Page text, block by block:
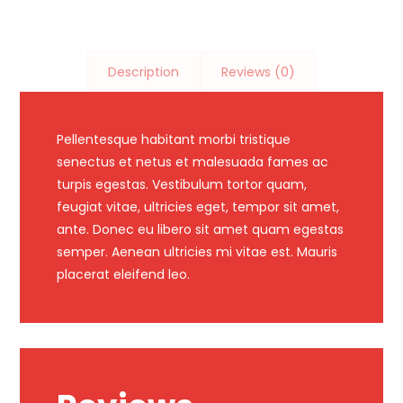
Description Reviews (0)
Pellentesque habitant morbi tristique
senectus et netus et malesuada fames ac
turpis egestas. Vestibulum tortor quam,
feugiat vitae, ultricies eget, tempor sit amet,
ante. Donec eu libero sit amet quam egestas
semper. Aenean ultricies mi vitae est. Mauris
placerat eleifend leo.